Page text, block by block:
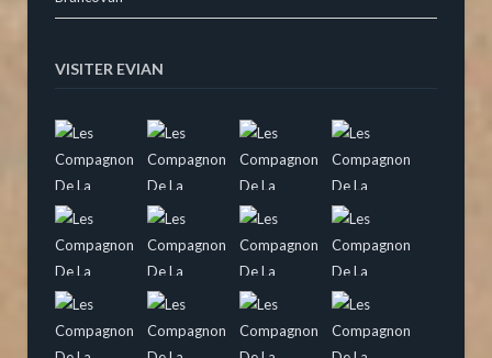
VISITER EVIAN